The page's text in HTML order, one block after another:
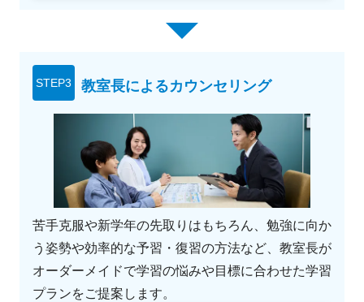
STEP3 教室長によるカウンセリング
苦手克服や新学年の先取りはもちろん、勉強に向か
う姿勢や効率的な予習・復習の方法など、教室長が
オーダーメイドで学習の悩みや目標に合わせた学習
プランをご提案します。